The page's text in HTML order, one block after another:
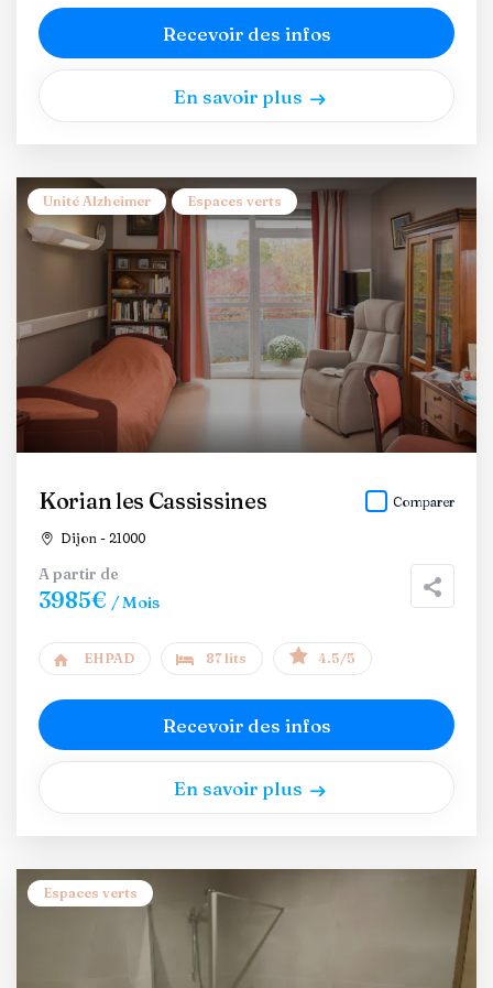
Recevoir des infos
En savoir plus
Unité Alzheimer Espaces verts
Korian les Cassissines
Dijon - 21000
Comparer
A partir de
3985€ / Mois
EHPAD 87 lits 4.5/5
Recevoir des infos
En savoir plus
Espaces verts